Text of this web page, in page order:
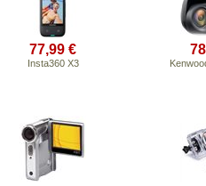
77,99 €
Insta360 X3